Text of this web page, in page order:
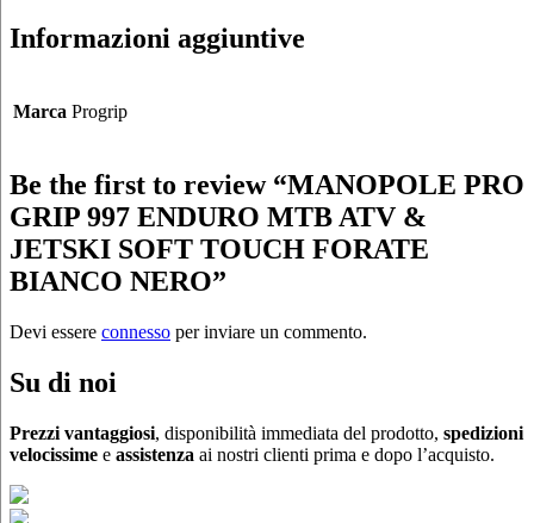
Informazioni aggiuntive
Marca Progrip
Be the first to review “MANOPOLE PRO
GRIP 997 ENDURO MTB ATV &
JETSKI SOFT TOUCH FORATE
BIANCO NERO”
Devi essere connesso per inviare un commento.
Su di noi
Prezzi vantaggiosi, disponibilità immediata del prodotto, spedizioni
velocissime e assistenza ai nostri clienti prima e dopo l’acquisto.